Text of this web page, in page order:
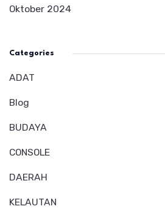
Oktober 2024
Categories
ADAT
Blog
BUDAYA
CONSOLE
DAERAH
KELAUTAN